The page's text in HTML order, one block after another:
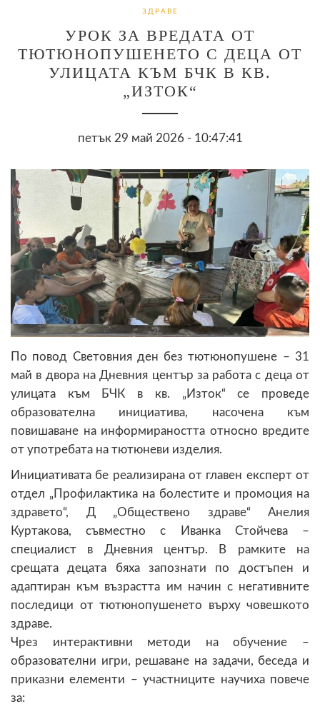
ЗДРАВЕ
УРОК ЗА ВРЕДАТА ОТ
ТЮТЮНОПУШЕНЕТО С ДЕЦА ОТ
УЛИЦАТА КЪМ БЧК В КВ.
„ИЗТОК“
петък 29 май 2026 - 10:47:41
По повод Световния ден без тютюнопушене – 31
май в двора на Дневния център за работа с деца от
улицата към БЧК в кв. „Изток“ се проведе
образователна инициатива, насочена към
повишаване на информираността относно вредите
от употребата на тютюневи изделия.
Инициативата бе реализирана от главен експерт от
отдел „Профилактика на болестите и промоция на
здравето“, Д „Обществено здраве“ Анелия
Куртакова, съвместно с Иванка Стойчева –
специалист в Дневния център. В рамките на
срещата децата бяха запознати по достъпен и
адаптиран към възрастта им начин с негативните
последици от тютюнопушенето върху човешкото
здраве.
Чрез интерактивни методи на обучение –
образователни игри, решаване на задачи, беседа и
приказни елементи – участниците научиха повече
за: